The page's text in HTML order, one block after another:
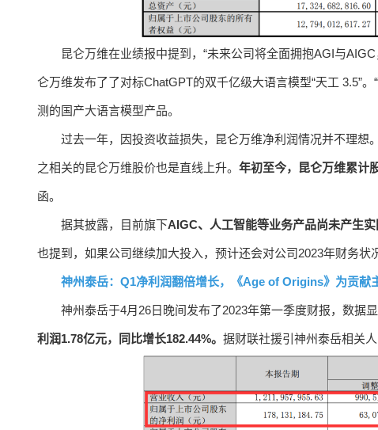
昆仑万维在业绩报中提到，“未来公司将全面拥抱AGI与
仑万维发布了了对标ChatGPT的双千亿级大语言模型“天工 3.5”
测的国产大语言模型产品。
过去一年，因投资收益损失，昆仑万维净利润情况并不理
之相关的昆仑万维股价也是直线上升。 年初至今，昆仑万维累计
函。
据其披露，目前旗下AIGC、人工智能等业务产品尚未产生实
也提到，如果公司继续加大投入，预计还会对公司2023年财务状
神州泰岳：Q1净利润翻倍增长，《Age of Origins》为贡献
神州泰岳于4月26日晚间发布了2023年第一季度财报，数据
利润1.78亿元，同比增长182.44%。 据财联社援引神州泰岳相关